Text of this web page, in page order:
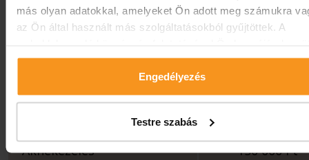
más olyan adatokkal, amelyeket Ön adott meg számukra
az Ön által használt más szolgáltatásokból gyűjtöttek. A
használatához.
Engedélyezés
Testre szabás
Smooth Eye
100 000 Ft
LipLase ajakfeltöltő
Aknekezelés
150 000 Ft